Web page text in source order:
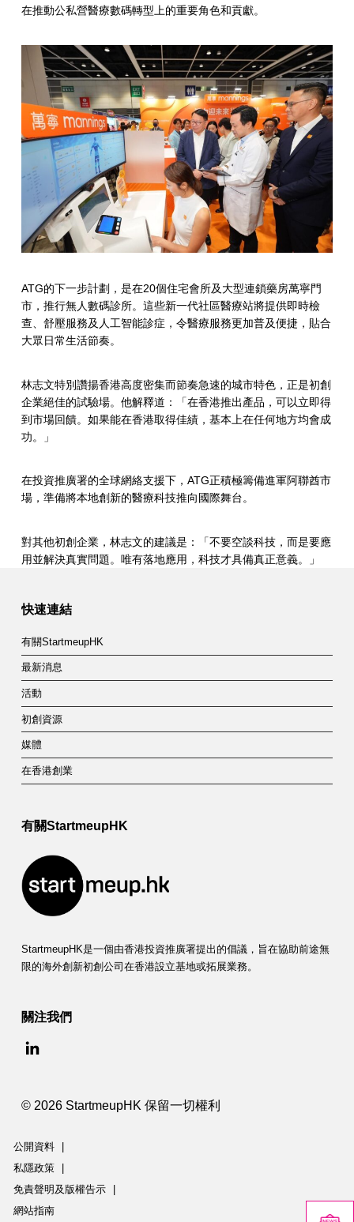
在推動公私營醫療數碼轉型上的重要角色和貢獻。
ATG的下一步計劃，是在20個住宅會所及大型連鎖藥房萬寧門
市，推行無人數碼診所。這些新一代社區醫療站將提供即時檢
查、舒壓服務及人工智能診症，令醫療服務更加普及便捷，貼合
大眾日常生活節奏。
林志文特別讚揚香港高度密集而節奏急速的城市特色，正是初創
企業絕佳的試驗場。他解釋道：「在香港推出產品，可以立即得
到市場回饋。如果能在香港取得佳績，基本上在任何地方均會成
功。」
在投資推廣署的全球網絡支援下，ATG正積極籌備進軍阿聯酋市
場，準備將本地創新的醫療科技推向國際舞台。
對其他初創企業，林志文的建議是：「不要空談科技，而是要應
用並解決真實問題。唯有落地應用，科技才具備真正意義。」
快速連結
有關StartmeupHK
最新消息
活動
初創資源
媒體
在香港創業
有關StartmeupHK
StartmeupHK是一個由香港投資推廣署提出的倡議，旨在協助前途無
限的海外創新初創公司在香港設立基地或拓展業務。
關注我們
© 2026 StartmeupHK 保留一切權利
公開資料
私隱政策
免責聲明及版權告示
網站指南